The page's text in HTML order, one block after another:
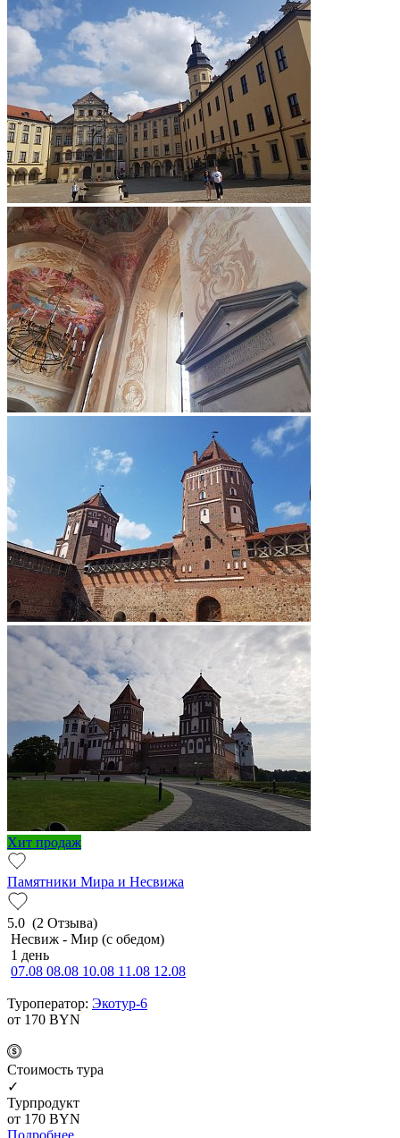
Хит продаж
Памятники Мира и Несвижа
5.0 (2 Отзыва)
Несвиж - Мир (с обедом)
1 день
07.08 08.08 10.08 11.08 12.08
Туроператор: Экотур-6
от 170 BYN
Cтоимость тура
✓
Турпродукт
от 170 BYN
Подробнее